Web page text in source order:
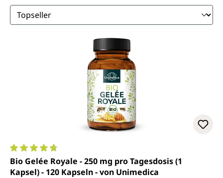
Durchschnittliche Bewertung von 4.8 von 5 Sternen
Bio Gelée Royale - 250 mg pro Tagesdosis (1
Kapsel) - 120 Kapseln - von Unimedica